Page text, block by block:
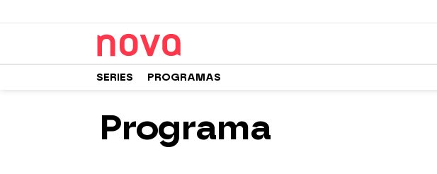
SERIES PROGRAMAS
Programa